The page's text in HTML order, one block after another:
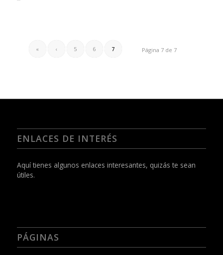
Página 7 de 7
« ‹ 5 6 7
ENLACES DE INTERÉS
Aquí tienes algunos enlaces interesantes, quizás te sean
útiles.
PÁGINAS